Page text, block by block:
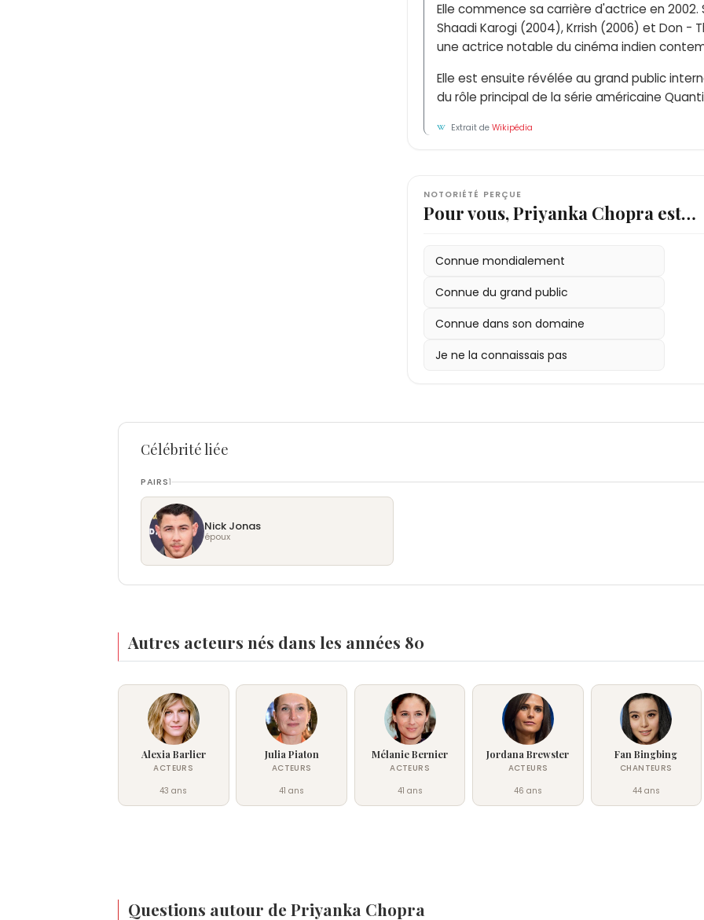
Elle commence sa carrière d'actrice en 2002.
Shaadi Karogi (2004), Krrish (2006) et Don -
une actrice notable du cinéma indien
Elle est ensuite révélée au grand public
du rôle principal de la série américaine
Extrait deWikipédia
NOTORIÉTÉ PERÇUE
Pour vous, Priyanka Chopra est…
Connue mondialement
Connue du grand public
Connue dans son domaine
Je ne la connaissais pas
Célébrité liée
PAIRS1
Nick Jonas
époux
Autres acteurs nés dans les années 80
Alexia Barlier
ACTEURS
43 ans
Julia Piaton
ACTEURS
41 ans
Mélanie Bernier
ACTEURS
41 ans
Jordana Brewster
ACTEURS
46 ans
Fan Bingbing
CHANTEURS
44 ans
Questions autour de Priyanka Chopra